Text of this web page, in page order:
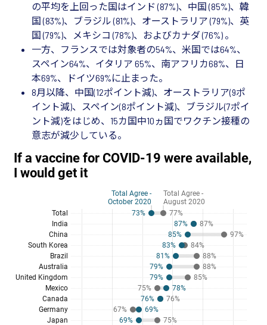
の平均を上回った国はインド (87%)、中国 (85%)、韓
国 (83%)、ブラジル (81%)、オーストラリア (79%)、英
国 (79%)、メキシコ (78%)、およびカナダ (76%) 。
一方、フランスでは対象者の54%、米国では64%、
スペイン64%、イタリア 65%、南アフリカ68%、日
本69%、ドイツ69%に止まった。
8月以降、中国(12ポイント減)、オーストラリア(9ポ
イント減)、スペイン(8ポイント減)、ブラジル(7ポイ
ント減)をはじめ、15カ国中10ヵ国でワクチン接種の
意志が減少している。